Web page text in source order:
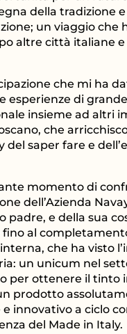
della tradizione e
un viaggio che
altre città italiane
che mi ha
esperienze di
insieme ad altri
che
saper fare e
momento di
dell’Azienda
padre, e della sua
fino al
che ha visto
un unicum nel
per ottenere il tinto
prodotto
innovativo a ciclo
del Made in Italy.